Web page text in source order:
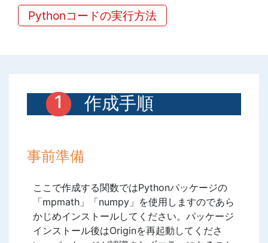
Pythonコードの実行方法
作成手順
事前準備
ここで作成する関数ではPythonパッケージの
「mpmath」「numpy」を使用しますのであら
かじめインストールしてください。パッケージ
インストール後はOriginを再起動してくださ